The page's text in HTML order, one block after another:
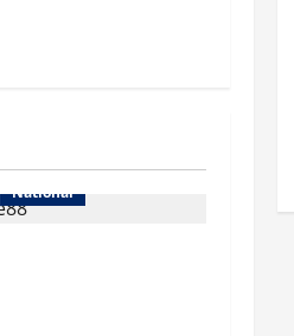
National